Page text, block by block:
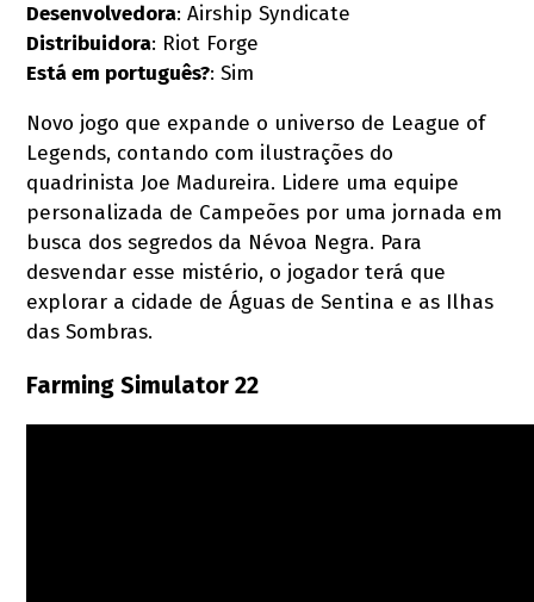
Desenvolvedora: Airship Syndicate
Distribuidora: Riot Forge
Está em português?: Sim
Novo jogo que expande o universo de League of
Legends, contando com ilustrações do
quadrinista Joe Madureira. Lidere uma equipe
personalizada de Campeões por uma jornada em
busca dos segredos da Névoa Negra. Para
desvendar esse mistério, o jogador terá que
explorar a cidade de Águas de Sentina e as Ilhas
das Sombras.
Farming Simulator 22